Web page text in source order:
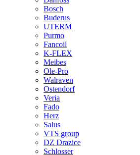
Bosch
Buderus
UTERM
Purmo
Fancoil
K-FLEX
Meibes
Ole-Pro
Walraven
Ostendorf
Veria
Fado
Herz
Salus
VTS group
DZ Drazice
Schlosser